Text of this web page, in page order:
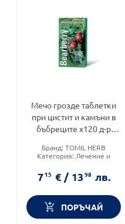
Мечо грозде таблетки
при цистит и камъни в
бъбреците х120 д-р
Бранд:TOMIL HERB
Категория: Лечение и
Форма на продукта:
таблетки
715 € / 1398 лв.
ПОРЪЧАЙ